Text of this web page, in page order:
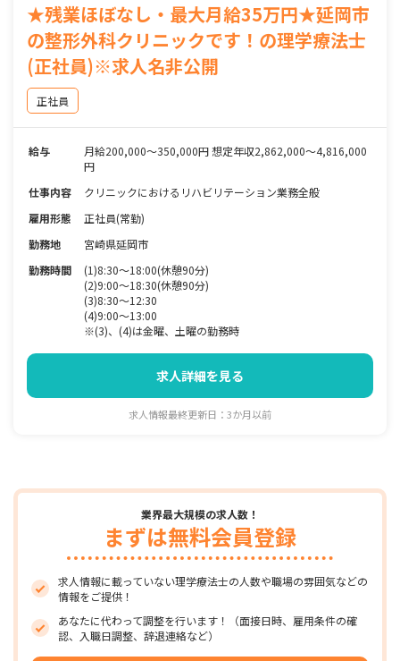
★残業ほぼなし・最大月給35万円★延岡市
の整形外科クリニックです！の理学療法士
(正社員)※求人名非公開
正社員
給与
月給200,000〜350,000円 想定年収2,862,000～4,816,000
円
仕事内容
クリニックにおけるリハビリテーション業務全般
雇用形態
正社員(常勤)
勤務地
宮崎県延岡市
勤務時間
(1)8:30〜18:00(休憩90分)
(2)9:00〜18:30(休憩90分)
(3)8:30〜12:30
(4)9:00～13:00
※(3)、(4)は金曜、土曜の勤務時
求人詳細を見る
求人情報最終更新日：3か月以前
業界最大規模の求人数！
まずは無料会員登録
求人情報に載っていない理学療法士の人数や職場の雰囲気などの
情報をご提供！
あなたに代わって調整を行います！（面接日時、雇用条件の確
認、入職日調整、辞退連絡など）